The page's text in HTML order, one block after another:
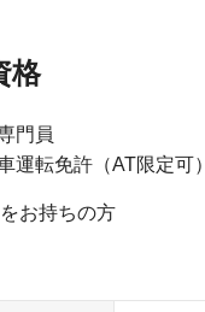
格
門員
運転免許（AT限定可）
お持ちの方